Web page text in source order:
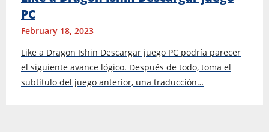
PC
February 18, 2023
Like a Dragon Ishin Descargar juego PC podría parecer
el siguiente avance lógico. Después de todo, toma el
subtítulo del juego anterior, una traducción…